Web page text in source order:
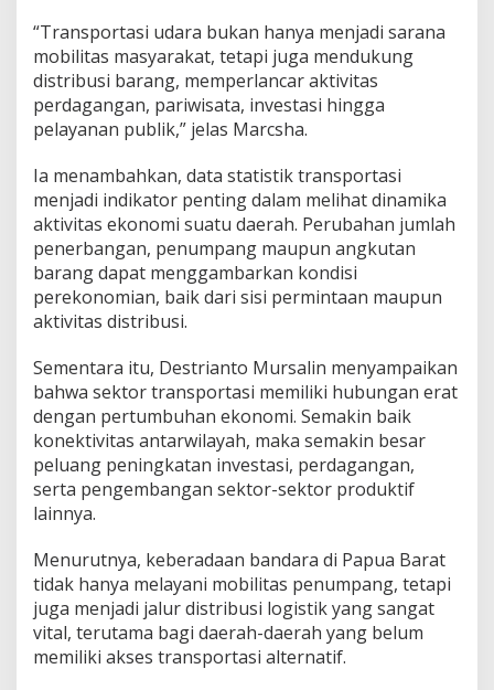
a
p
u
a
B
a
r
t
“Transportasi udara bukan hanya menjadi sarana
mobilitas masyarakat, tetapi juga mendukung
distribusi barang, memperlancar aktivitas
perdagangan, pariwisata, investasi hingga
pelayanan publik,” jelas Marcsha.
Ia menambahkan, data statistik transportasi
menjadi indikator penting dalam melihat dinamika
aktivitas ekonomi suatu daerah. Perubahan jumlah
penerbangan, penumpang maupun angkutan
barang dapat menggambarkan kondisi
perekonomian, baik dari sisi permintaan maupun
aktivitas distribusi.
Sementara itu, Destrianto Mursalin menyampaikan
bahwa sektor transportasi memiliki hubungan erat
dengan pertumbuhan ekonomi. Semakin baik
konektivitas antarwilayah, maka semakin besar
peluang peningkatan investasi, perdagangan,
serta pengembangan sektor-sektor produktif
lainnya.
Menurutnya, keberadaan bandara di Papua Barat
tidak hanya melayani mobilitas penumpang, tetapi
juga menjadi jalur distribusi logistik yang sangat
vital, terutama bagi daerah-daerah yang belum
memiliki akses transportasi alternatif.